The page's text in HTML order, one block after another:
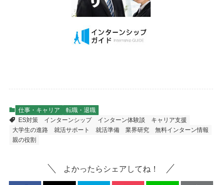
仕事・キャリア
転職・退職
ES対策
インターンシップ インターン体験談
キャリア支援
大学生の進路
就活サポート 就活準備 業界研究
無料インターン情報
親の役割
よかったらシェアしてね！